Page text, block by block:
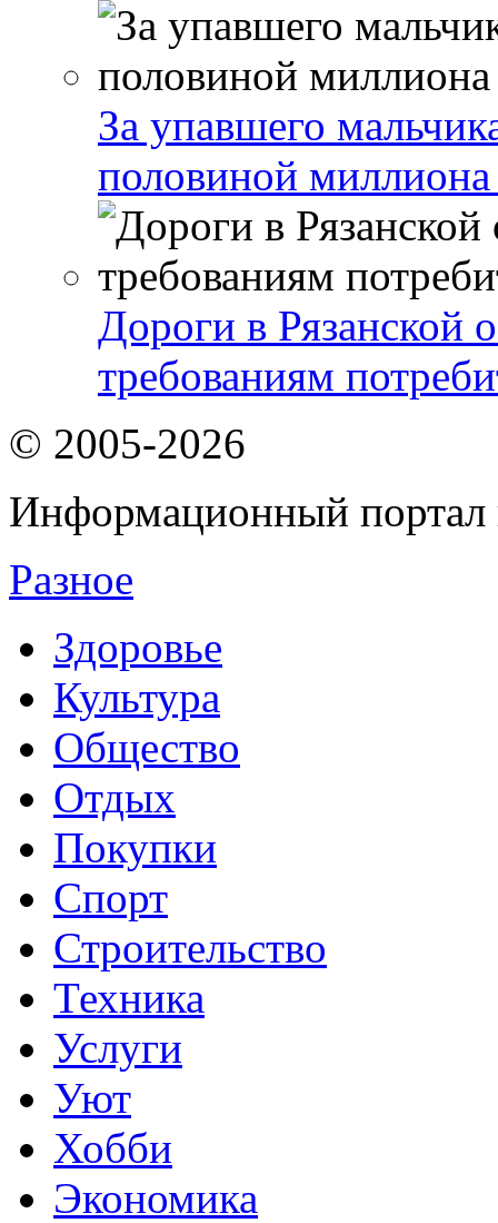
За упавшего
половиной миллиона
Дороги в Рязанской
требованиям
© 2005-2026
Информационный портал
Разное
Здоровье
Культура
Общество
Отдых
Покупки
Спорт
Строительство
Техника
Услуги
Уют
Хобби
Экономика